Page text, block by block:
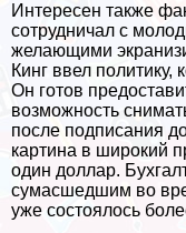
Интересен также
сотрудничал с
желающими
Кинг ввел политику,
Он готов
возможность
после подписания
картина в широкий
один доллар.
cyмacшедшим во
уже состоялось